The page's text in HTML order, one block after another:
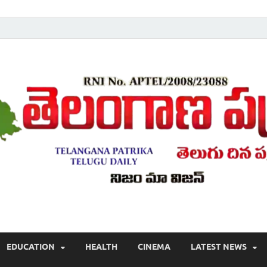
, తాజా వార్తలు , తెలుగు వార్తలు , బ్రేకింగ్ న్యూస్ తెలుగులో , తెలంగాణ లో తాజా
EDUCATION HEALTH CINEMA LATEST NEWS